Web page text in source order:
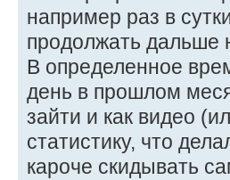
например раз в
продолжать дальше
В определенное
день в прошлом
зайти и как видео
статистику, что
кароче скидывать